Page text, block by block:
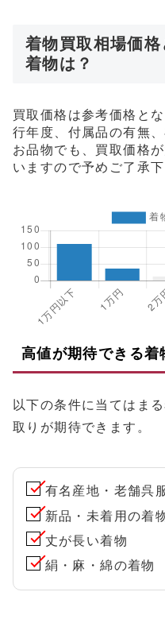
着物買取相場価
着物は？
買取価格は参考価格と
行年度、付属品の有無
お品物でも、買取価格
いますので予めご了承下
高値が期待できる
以下の条件に当てはま
取りが期待できます。
有名産地・老舗呉
新品・未着用の着
丈が長い着物
絹・麻・綿の着物